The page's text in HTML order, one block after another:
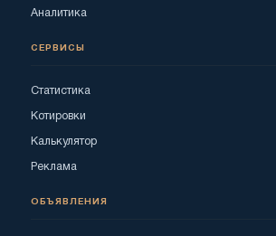
Аналитика
СЕРВИСЫ
Статистика
Котировки
Калькулятор
Реклама
ОБЪЯВЛЕНИЯ